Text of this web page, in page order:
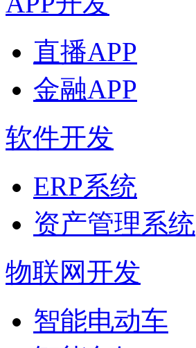
直播APP
金融APP
软件开发
ERP系统
资产管理系统
物联网开发
智能电动车